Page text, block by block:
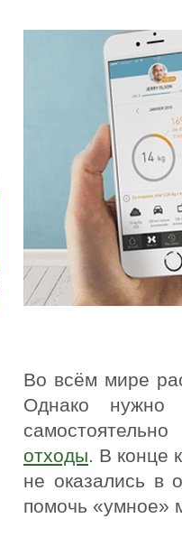
Во всём мире
Однако нужно
отходы. В конце
не оказались в
помочь «умное»